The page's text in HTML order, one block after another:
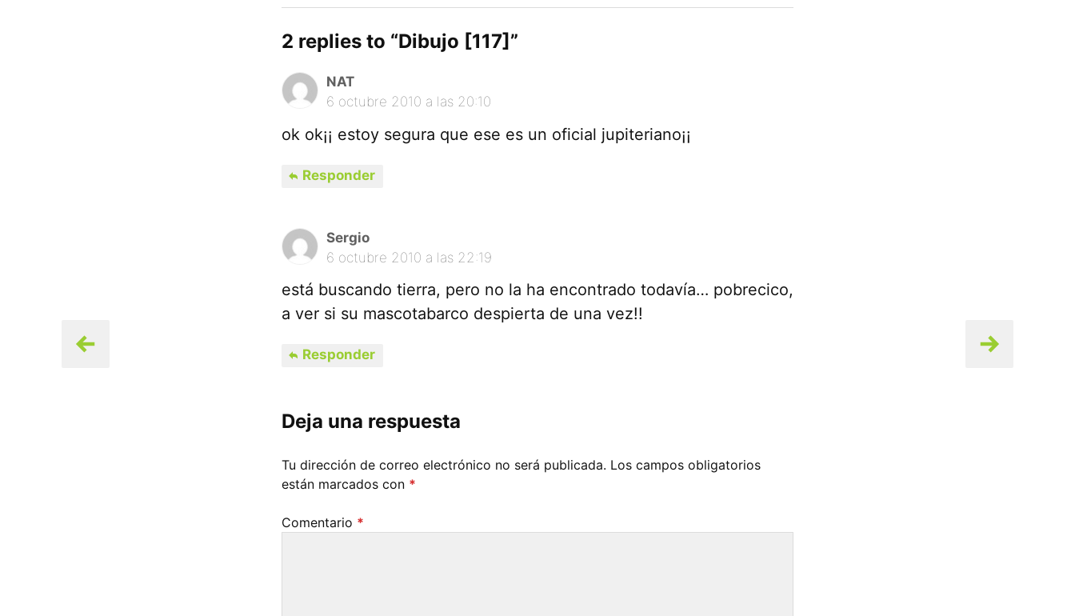
2 replies to “Dibujo [117] ”
NAT
6 octubre 2010 a las 20:10
ok ok¡¡ estoy segura que ese es un oficial jupiteriano¡¡
Responder
Sergio
6 octubre 2010 a las 22:19
está buscando tierra, pero no la ha encontrado todavía… pobrecico,
a ver si su mascotabarco despierta de una vez!!
Responder
Deja una respuesta
Tu dirección de correo electrónico no será publicada. Los campos obligatorios
están marcados con *
Comentario *